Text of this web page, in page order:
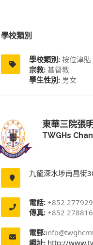
學校類別
學校類別: 按位津貼
宗教: 基督教
學生性別: 男女
東華三院張
TWGHs
九龍深水埗南昌街
電話: +852
傳真: +852
電郵:
網址: http://